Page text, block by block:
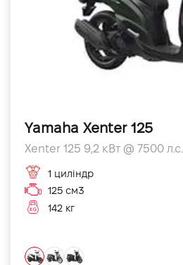
Yamaha Xenter 125
Xenter 125 9,2 кВт @ 7500 л.с.
1 циліндр
125 см3
142 кг